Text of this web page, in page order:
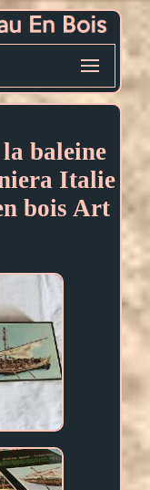
la baleine
Italie
bois Art